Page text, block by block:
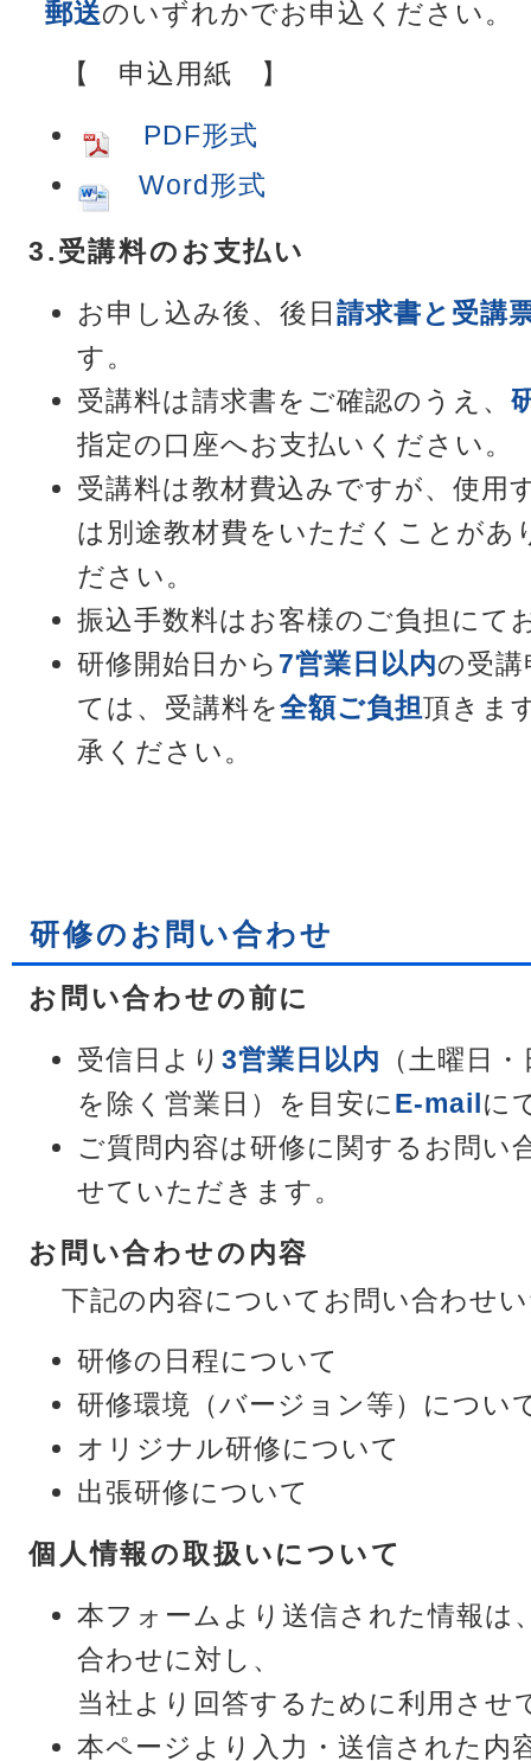
郵送のいずれかでお申込ください。
【 申込用紙 】
PDF形式
Word形式
3.受講料のお支払い
お申し込み後、後日請求書と受講
す。
受講料は請求書をご確認のうえ、
指定の口座へお支払いください。
受講料は教材費込みですが、使用
は別途教材費をいただくことがあ
ださい。
振込手数料はお客様のご負担にて
研修開始日から 7営業日以内の受
ては、受講料を全額ご負担頂きま
承ください。
研修のお問い合わせ
お問い合わせの前に
受信日より 3営業日以内 （土曜日
を除く営業日）を目安に E-mailに
ご質問内容は研修に関するお問い
せていただきます。
お問い合わせの内容
下記の内容についてお問い合わせ
研修の日程について
研修環境（バージョン等）につい
オリジナル研修について
出張研修について
個人情報の取扱いについて
本フォームより送信された情報は
合わせに対し、
当社より回答するために利用させ
本ページより入力・送信された内